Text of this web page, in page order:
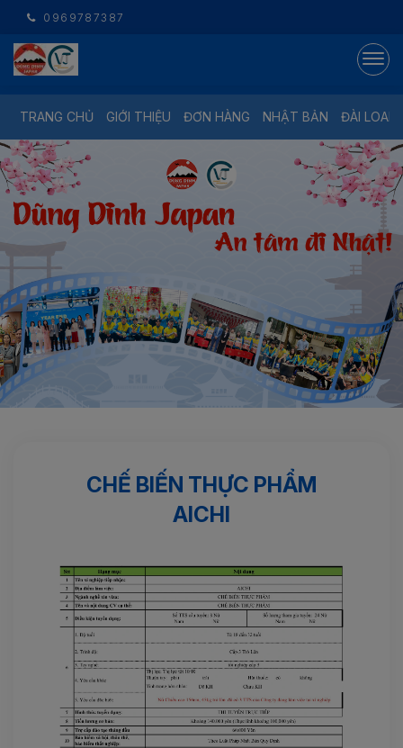
0969787387
TRANG CHỦ GIỚI THIỆU ĐƠN HÀNG NHẬT BẢN ĐÀI LOAN
CHẾ BIẾN THỰC PHẨM
AICHI